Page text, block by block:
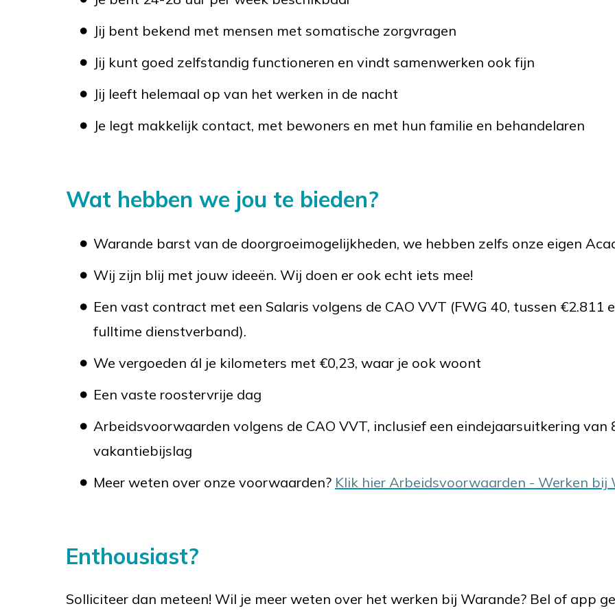
Jij bent bekend met mensen met somatische zorgvragen
Jij kunt goed zelfstandig functioneren en vindt samenwerken ook fijn
Jij leeft helemaal op van het werken in de nacht
Je legt makkelijk contact, met bewoners en met hun familie en behandelaren
Wat hebben we jou te bieden?
Warande barst van de doorgroeimogelijkheden, we hebben zelfs onze eigen
Wij zijn blij met jouw ideeën. Wij doen er ook echt iets mee!
Een vast contract met een Salaris volgens de CAO VVT (FWG 40, tussen €2.811
fulltime dienstverband).
We vergoeden ál je kilometers met €0,23, waar je ook woont
Een vaste roostervrije dag
Arbeidsvoorwaarden volgens de CAO VVT, inclusief een eindejaarsuitkering van
vakantiebijslag
Meer weten over onze voorwaarden? Klik hier Arbeidsvoorwaarden - Werken bij
Enthousiast?
Solliciteer dan meteen! Wil je meer weten over het werken bij Warande? Bel of app